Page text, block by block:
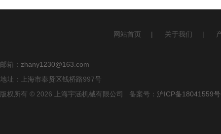
网站首页 | 关于我们 |
邮箱： zhany1230@163.com
地址：上海市奉贤区钱桥路997号
版权所有 © 2026 上海宇涵机械有限公司 备案号： 沪ICP备18041559